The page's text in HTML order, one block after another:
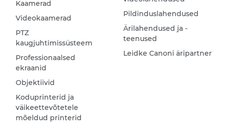
Kaamerad
Videokaamerad
PTZ
kaugjuhtimissüsteem
Professionaalsed
ekraanid
Objektiivid
Koduprinterid ja
väikeettevõtetele
mõeldud printerid
Pildinduslahendused
Ärilahendused ja -
teenused
Leidke Canoni äripartner